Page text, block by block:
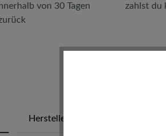
von 30 Tagen
zahlst du
Herstellerinfos